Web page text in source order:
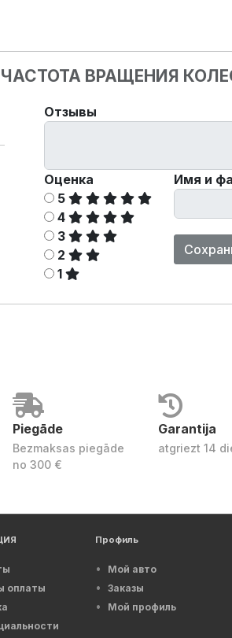
ЧАСТОТА ВРАЩЕНИЯ
Отзывы
Оценка
5
4
3
2
1
Имя и
Piegāde
Bezmaksas piegāde
no 300 €
Garantija
atgriezt 14
оплаты
Профиль
Мой авто
Заказы
Мой профиль